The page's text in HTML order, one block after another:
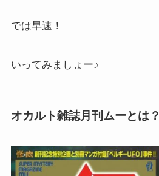
では早速！
いってみましょー♪
オカルト雑誌月刊ムーとは？